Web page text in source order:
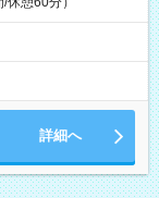
詳細へ